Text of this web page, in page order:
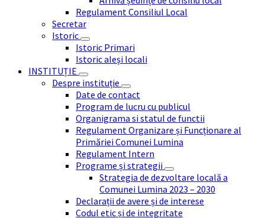
Regulament Consiliul Local
Secretar
Istoric
Istoric Primari
Istoric aleși locali
INSTITUȚIE
Despre instituție
Date de contact
Program de lucru cu publicul
Organigrama si statul de functii
Regulament Organizare și Funcționare al
Primăriei Comunei Lumina
Regulament Intern
Programe și strategii
Strategia de dezvoltare locală a
Comunei Lumina 2023 – 2030
Declarații de avere și de interese
Codul etic și de integritate